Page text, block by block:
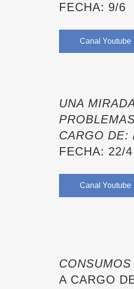
FECHA: 9/6
Canal Youtube
UNA
CARGO DE:
FECHA: 22/4
Canal Youtube
A CARGO